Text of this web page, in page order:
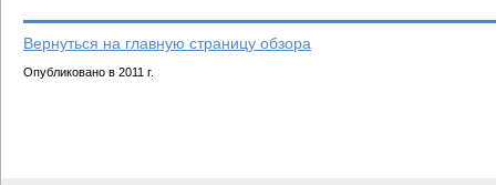
Вернуться на главную страницу обзора
Опубликовано в 2011 г.